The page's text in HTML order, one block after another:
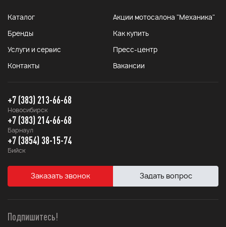
Каталог Акции мотосалона "Механика"
Бренды Как купить
Услуги и сервис Пресс-центр
Контакты Вакансии
+7 (383) 213-66-68
Новосибирск
+7 (383) 214-66-68
Барнаул
+7 (3854) 38-15-74
Бийск
Заказать звонок Задать вопрос
Подпишитесь!